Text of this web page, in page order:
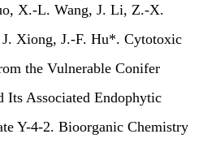
X.-L. Wang, J. Li, Z.-X.
Xiong, J.-F. Hu*. Cytotoxic
the Vulnerable Conifer
Its Associated Endophytic
Y-4-2. Bioorganic Chemistry